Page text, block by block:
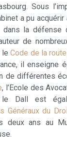
Sous
a pu
la défense
de
leCode de la route
il enseigne
de différentes
, l’Ecole des
le Dall est
Généraux du
deux ans au